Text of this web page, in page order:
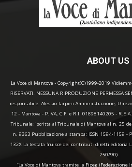
ABOUT US
La Voce di Mantova - Copyright(C)1999-2019
RISERVATI. NESSUNA RIPRODUZIONE PERMESSA
responsabile: Alessio Tarpini Amministrazione,
12 - Mantova - P.IVA, C.F. e R.I. 01898140205 -
Tribunale: iscritta al Tribunale di Mantova al n. 25
n. 9363 Pubblicazione a stampa: ISSN 1594-1159 -
132X La testata fruisce dei contributi diretti editoria
250/90)
“La Voce di Mantova tramite la Fipeg (Federazione